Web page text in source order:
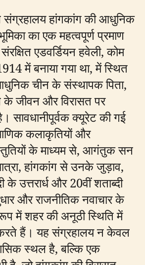
हांगकांग की आधुनिक
का एक महत्वपूर्ण प्रमाण
एडवर्डियन हवेली, कोम
में बनाया गया था, में स्थित
चीन के संस्थापक पिता,
जीवन और विरासत पर
सावधानीपूर्वक क्यूरेट की गई
कलाकृतियों और
के माध्यम से, आगंतुक सन
हांगकांग से उनके जुड़ाव,
के उत्तरार्ध और 20वीं शताब्दी
और राजनीतिक नवाचार के
में शहर की अनूठी स्थिति में
करते हैं। यह संग्रहालय न केवल
स्थल है, बल्कि एक